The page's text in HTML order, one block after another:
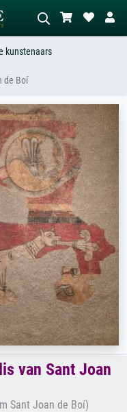
abstract met veel rood, donker
staand naakt naast
een boom.
kunstenaars
de Boí
van Sant Joan
Sant Joan de Boí)